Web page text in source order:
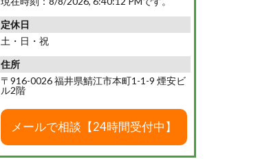
定休日
土・日・祝
住所
〒916-0026 福井県鯖江市本町1-1-9 煙安ビ
ル2階